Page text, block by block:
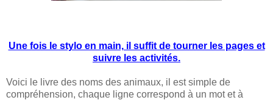
Une fois le stylo en main, il suffit de tourner les pages et
suivre les activités.
Voici le livre des noms des animaux, il est simple de
compréhension, chaque ligne correspond à un mot et à